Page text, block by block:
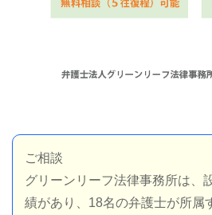
ご相談
グリーンリーフ法律事務所は、
績があり、18名の弁護士が所属